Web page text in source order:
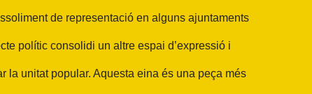
de representació en alguns ajuntaments
polític consolidi un altre espai d’expressió i
la unitat popular. Aquesta eina és una peça més